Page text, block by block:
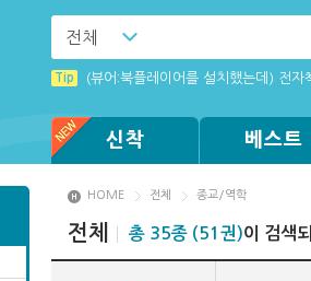
전체
Tip (뷰어:북플레이어를 설치했는데) 전자
신착 베스트
HOME 전체 종교/역학
전체 총 35종 (51권)이 검색